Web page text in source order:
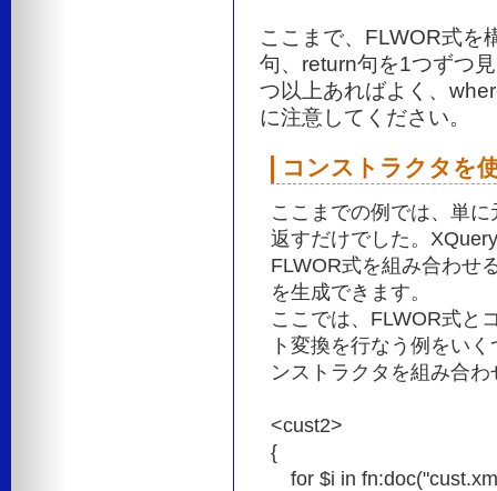
ここまで、FLWOR式を
句、return句を1つずつ
つ以上あればよく、
に注意してください。
コンストラクタを
ここまでの例では、単
返すだけでした。
FLWOR式を組み合わせ
を生成できます。
ここでは、FLWOR式と
ト変換を行なう例をい
ンストラクタを組み合
<cust2>
{
for $i in